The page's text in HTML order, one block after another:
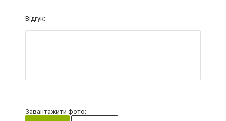
Відгук:
Завантажити фото: